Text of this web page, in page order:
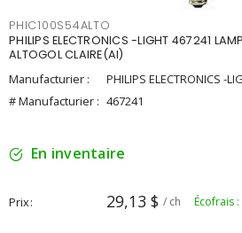
PHIC100S54ALTO
PHILIPS ELECTRONICS -LIGHT 467241
ALTOGOL CLAIRE(AI)
Manufacturier :
PHILIPS ELECTRONICS -
# Manufacturier : 467241
En inventaire
Prix 29,13 $ / ch Écofrais :